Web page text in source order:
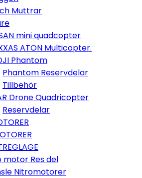
Muttrar
mini quadcopter
ATON Multicopter.
Phantom
Phantom Reservdelar
Tillbehör
Drone Quadricopter
Reservdelar
motor Res del
Nitromotorer